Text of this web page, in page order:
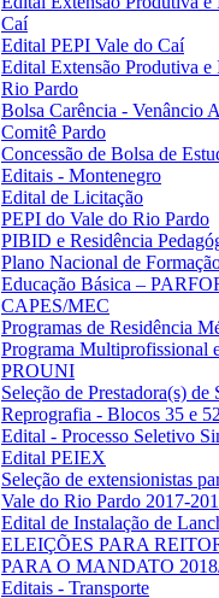
Caí
Edital PEPI Vale do Caí
Edital Extensão Produtiva e
Rio Pardo
Bolsa Carência - Venâncio
Comitê Pardo
Concessão de Bolsa de
Editais - Montenegro
Edital de Licitação
PEPI do Vale do Rio Pardo
PIBID e Residência
Plano Nacional de
Educação Básica –
CAPES/MEC
Programas de Residência
Programa Multiprofissional
PROUNI
Seleção de Prestadora(s) de
Reprografia - Blocos 35 e
Edital - Processo Seletivo
Edital PEIEX
Seleção de extensionistas
Vale do Rio Pardo 2017-
Edital de Instalação de
ELEIÇÕES PARA
PARA O MANDATO
Editais - Transporte